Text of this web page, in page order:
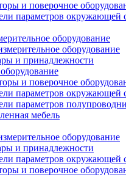
и поверочное
параметров окружающей
оборудование
оборудование
и принадлежности
и поверочное
параметров окружающей
параметров
мебель
оборудование
и принадлежности
параметров окружающей
и поверочное